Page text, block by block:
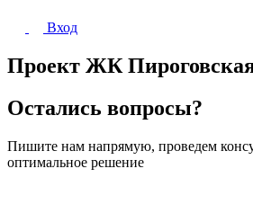
Вход
Проект ЖК
Остались вопросы?
Пишите нам напрямую, проведем
оптимальное решение